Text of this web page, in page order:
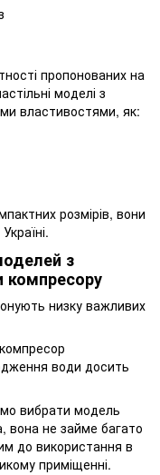
пропонованих на
моделі з
властивостями, як:
розмірів, вони
з
низку важливих
води досить
вибрати модель
вона не займе багато
до використання в
приміщенні.